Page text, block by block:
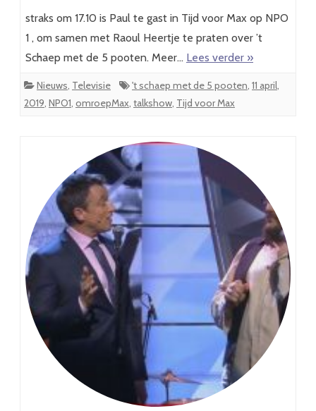
straks om 17.10 is Paul te gast in Tijd voor Max op NPO
1 , om samen met Raoul Heertje te praten over ’t
Schaep met de 5 pooten. Meer… Lees verder »
Nieuws, Televisie 't schaep met de 5 pooten, 11 april,
2019, NPO1, omroepMax, talkshow, Tijd voor Max